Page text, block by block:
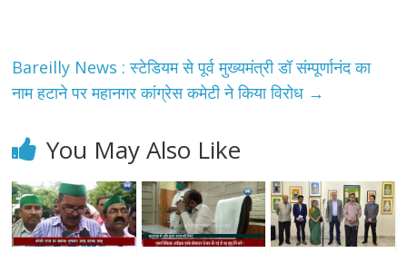
Bareilly News : स्टेडियम से पूर्व मुख्यमंत्री डॉ संम्पूर्णानंद का
नाम हटाने पर महानगर कांग्रेस कमेटी ने किया विरोध →
You May Also Like